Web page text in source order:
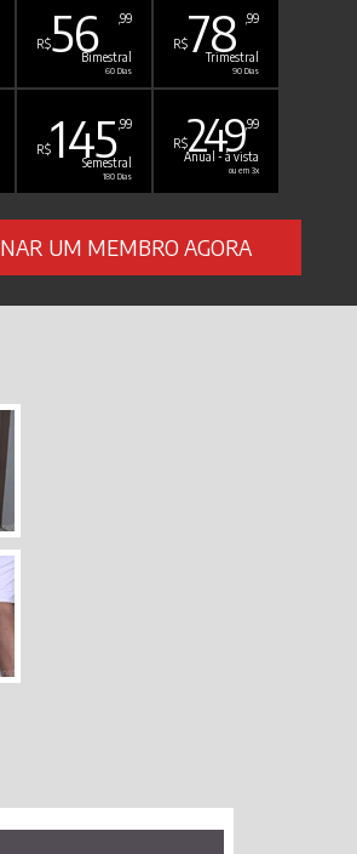
R$56 ,99
Bimestral
60 Dias
R$78 ,99
Trimestral
90 Dias
R$145,99
Semestral
180 Dias
R$249,99
Anual - à vista
ou em 3x
UM MEMBRO AGORA